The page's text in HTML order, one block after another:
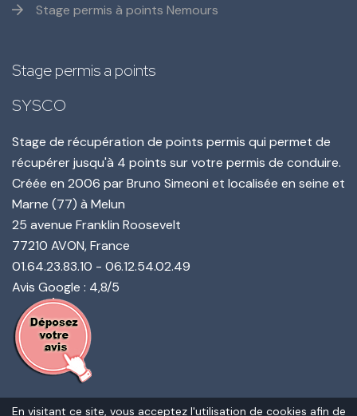
Stage permis a points
SYSCO
Stage de récupération de points permis qui permet de
récupérer jusqu'à 4 points sur votre permis de conduire.
Créée en 2006 parBruno Simeoni et localisée en seine et
Marne (77) à Melun
25 avenue Franklin Roosevelt
77210 AVON, France
01.64.23.83.10 - 06.12.54.02.49
Avis Google : 4,8/5
Stage permis à points Nemours
En visitant ce site, vous acceptez l'utilisation de cookies afin de